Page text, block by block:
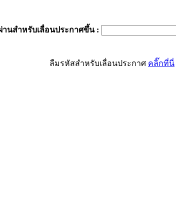
านสำหรับเลื่อนประกาศขึ้น:
ลืมรหัสสำหรับเลื่อนประกาศ คลิ๊กที่นี่